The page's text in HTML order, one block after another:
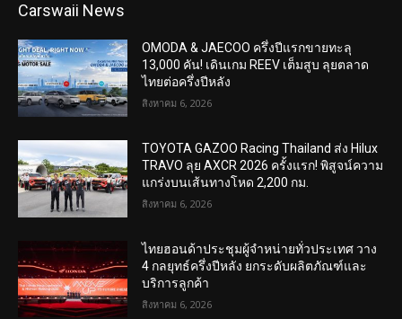
Carswaii News
OMODA & JAECOO ครึ่งปีแรกขายทะลุ
13,000 คัน! เดินเกม REEV เต็มสูบ ลุยตลาด
ไทยต่อครึ่งปีหลัง
สิงหาคม 6, 2026
TOYOTA GAZOO Racing Thailand ส่ง Hilux
TRAVO ลุย AXCR 2026 ครั้งแรก! พิสูจน์ความ
แกร่งบนเส้นทางโหด 2,200 กม.
สิงหาคม 6, 2026
ไทยฮอนด้าประชุมผู้จำหน่ายทั่วประเทศ วาง
4 กลยุทธ์ครึ่งปีหลัง ยกระดับผลิตภัณฑ์และ
บริการลูกค้า
สิงหาคม 6, 2026